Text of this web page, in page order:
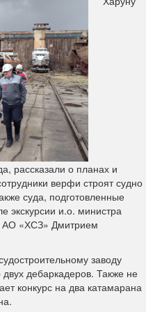
рассказали о планах и
верфи строят судно
суда, подготовленные
экскурсии и.о. министра
АО «ХСЗ» Дмитрием
заводу
двух дебаркадеров. Также не
конкурс на два катамарана